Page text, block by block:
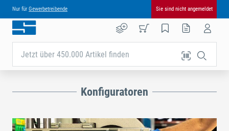
Nur für Gewerbetreibende Sie sind nicht angemeldet
Jetzt über 450.000 Artikel finden
Konfiguratoren